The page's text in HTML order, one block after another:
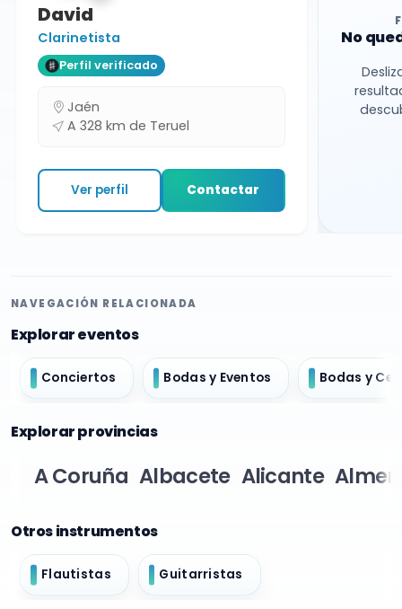
David
Clarinetista
Perfil verificado
Jaén
A 328 km de Teruel
Ver perfil Contactar
No
NAVEGACIÓN RELACIONADA
Explorar eventos
Conciertos Bodas y Eventos Bodas y
Explorar provincias
A Coruña Albacete Alicante
Otros instrumentos
Flautistas Guitarristas